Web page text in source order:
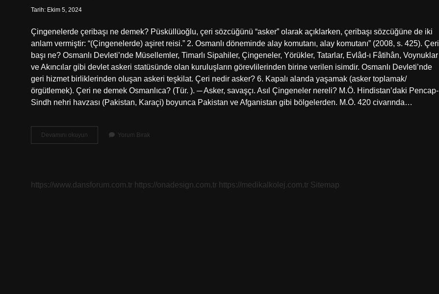
Tarih: Ekim 5, 2024
Çingenelerde çeribaşı ne demek? Püsküllüoğlu, çeri sözcüğünü “asker” olarak açıklarken, çeribaşı sözcüğüne de iki
anlam vermiştir: “(Çingenelerde) aşiret reisi.” 2. Osmanlı döneminde alay komutanı, alay komutanı” (2008, s. 425). Çeri
başı ne? Osmanlı Devleti’nde Müsellemler, Timarlı Sipahiler, Çingeneler, Yörükler, Tatarlar, Evlâd-ı Fâtihân, Voynuklar
ve Akıncılar gibi devlet askeri statüsünde olan kuruluşların görevlilerinden birine verilen isimdir. Osmanlı Devleti’nde
geri hizmet birliklerinden oluşan askeri teşkilat. Çeri nedir asker? 6. Kapalı alanda yaşamak (asker toplamak/
örgütlemek). Çeri ne demek Osmanlıca? (Tür. ). ─ Asker, savaşçı. Asıl Çingeneler nereli? M.Ö. Hindistan’daki Pencap-
Sindh nehri havzası (Pakistan, Karaçi) boyunca Pakistan ve Afganistan gibi bölgelerden. M.Ö. 420 civarında…
Devamını okuyun
Başı
Yorum Bırak
https://www.dansforum.com.tr https://onadesign.com.tr https://medikalkolej.com.tr Sitemap